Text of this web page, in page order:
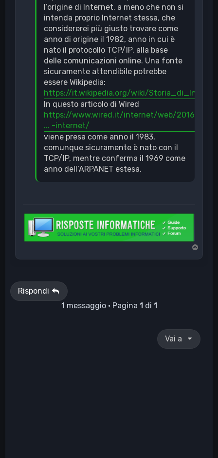
l’origine di Internet, a meno che non si
intenda proprio Internet stessa, che
considererei più giusto trovare come
anno di origine il 1982, anno in cui è
nato il protocollo TCP/IP, alla base
delle comunicazioni online. Una fonte
sicuramente attendibile potrebbe
essere Wikipedia:
https://it.wikipedia.org/wiki/
In questo articolo di Wired
https://www.wired.it/internet/web/2016/
... -internet/
viene presa come anno il 1983,
comunque sicuramente è nato con il
TCP/IP, mentre conferma il 1969 come
anno dell’ARPANET estesa.
o
Rispondi
1 messaggio • Pagina 1 di 1
Vai a